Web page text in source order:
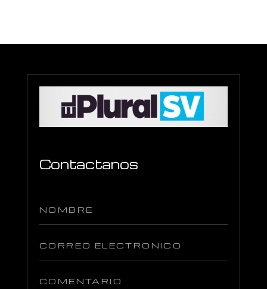
Contactanos